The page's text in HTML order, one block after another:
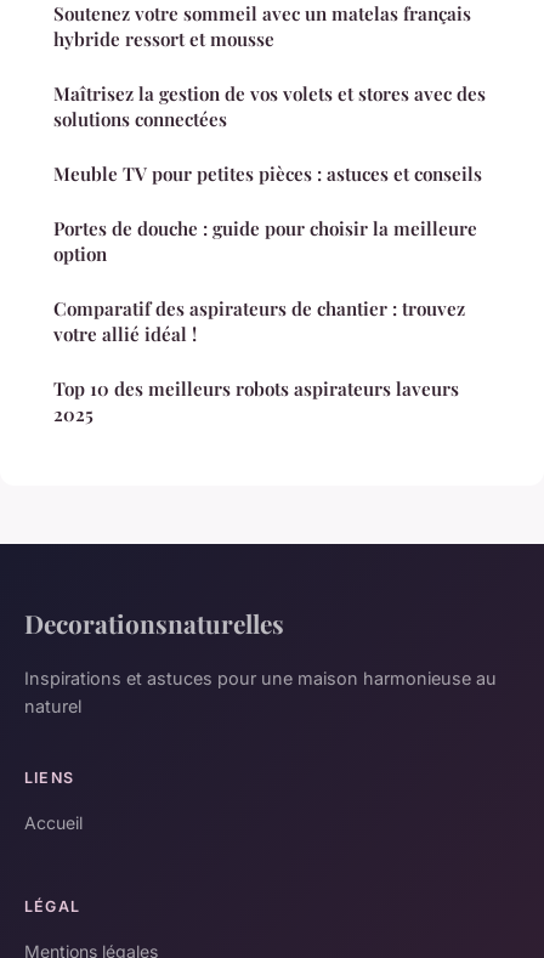
Soutenez votre sommeil avec un matelas français
hybride ressort et mousse
Maîtrisez la gestion de vos volets et stores avec des
solutions connectées
Meuble TV pour petites pièces : astuces et conseils
Portes de douche : guide pour choisir la meilleure
option
Comparatif des aspirateurs de chantier : trouvez
votre allié idéal !
Top 10 des meilleurs robots aspirateurs laveurs
2025
Decorationsnaturelles
Inspirations et astuces pour une maison harmonieuse au
naturel
LIENS
Accueil
LÉGAL
Mentions légales